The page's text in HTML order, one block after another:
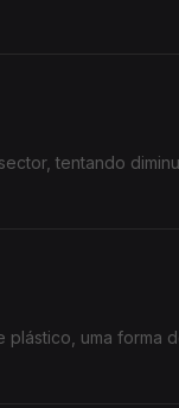
tentando
plástico, uma forma